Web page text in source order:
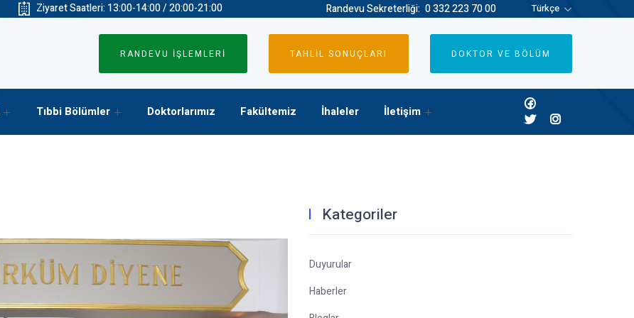
Ziyaret Saatleri: 13:00-14:00 / 20:00-21:00 Randevu Sekreterliği: 0 332 223 70 00 Türkçe
RANDEVU İŞLEMLERİ TAHLİL SONUÇLARI DOKTOR VE BÖLÜM
Tıbbi Bölümler Doktorlarımız Fakültemiz İhaleler İletişim
Kategoriler
Duyurular
Haberler